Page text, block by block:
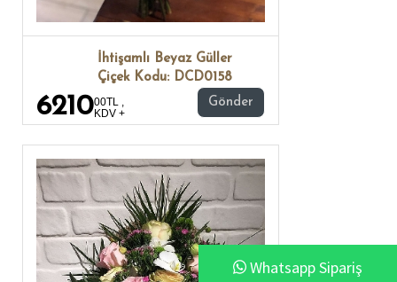
İhtişamlı Beyaz Güller
Çiçek Kodu: DCD0158
621000TL ,
KDV +
Gönder
Whatsapp Sipariş